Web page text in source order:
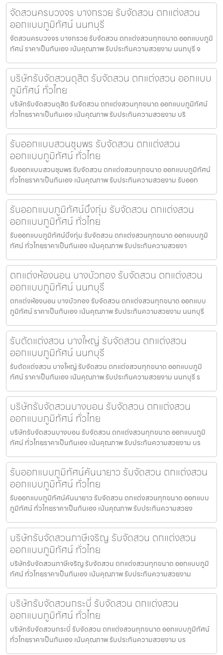
จัดสวนครบวงจร บางกรวย รับจัดสวน ตกแต่งสวน
ออกแบบภูมิทัศน์ นนทบุรี
จัดสวนครบวงจร บางกรวย รับจัดสวน ตกแต่งสวนทุกขนาด ออกแบบภูมิ
ทัศน์ ราคาเป็นกันเอง เน้นคุณภาพ รับประกันความสวยงาม นนทบุรี จ
บริษัทรับจัดสวนดุสิต รับจัดสวน ตกแต่งสวน ออกแบบ
ภูมิทัศน์ ทั่วไทย
บริษัทรับจัดสวนดุสิต รับจัดสวน ตกแต่งสวนทุกขนาด ออกแบบภูมิทัศน์
ทั่วไทยราคาเป็นกันเอง เน้นคุณภาพ รับประกันความสวยงาม บริ
รับออกแบบสวนชุมพร รับจัดสวน ตกแต่งสวน
ออกแบบภูมิทัศน์ ทั่วไทย
รับออกแบบสวนชุมพร รับจัดสวน ตกแต่งสวนทุกขนาด ออกแบบภูมิทัศน์
ทั่วไทยราคาเป็นกันเอง เน้นคุณภาพ รับประกันความสวยงาม รับออก
รับออกแบบภูมิทัศน์บึงกุ่ม รับจัดสวน ตกแต่งสวน
ออกแบบภูมิทัศน์ ทั่วไทย
รับออกแบบภูมิทัศน์บึงกุ่ม รับจัดสวน ตกแต่งสวนทุกขนาด ออกแบบภูมิ
ทัศน์ ทั่วไทยราคาเป็นกันเอง เน้นคุณภาพ รับประกันความสวยงา
ตกแต่งห้องนอน บางบัวทอง รับจัดสวน ตกแต่งสวน
ออกแบบภูมิทัศน์ นนทบุรี
ตกแต่งห้องนอน บางบัวทอง รับจัดสวน ตกแต่งสวนทุกขนาด ออกแบบ
ภูมิทัศน์ ราคาเป็นกันเอง เน้นคุณภาพ รับประกันความสวยงาม นนทบุรี
รับตัดแต่งสวน บางใหญ่ รับจัดสวน ตกแต่งสวน
ออกแบบภูมิทัศน์ นนทบุรี
รับตัดแต่งสวน บางใหญ่ รับจัดสวน ตกแต่งสวนทุกขนาด ออกแบบภูมิ
ทัศน์ ราคาเป็นกันเอง เน้นคุณภาพ รับประกันความสวยงาม นนทบุรี ร
บริษัทรับจัดสวนบางบอน รับจัดสวน ตกแต่งสวน
ออกแบบภูมิทัศน์ ทั่วไทย
บริษัทรับจัดสวนบางบอน รับจัดสวน ตกแต่งสวนทุกขนาด ออกแบบภูมิ
ทัศน์ ทั่วไทยราคาเป็นกันเอง เน้นคุณภาพ รับประกันความสวยงาม บร
รับออกแบบภูมิทัศน์คันนายาว รับจัดสวน ตกแต่งสวน
ออกแบบภูมิทัศน์ ทั่วไทย
รับออกแบบภูมิทัศน์คันนายาว รับจัดสวน ตกแต่งสวนทุกขนาด ออกแบบ
ภูมิทัศน์ ทั่วไทยราคาเป็นกันเอง เน้นคุณภาพ รับประกันความสวยง
บริษัทรับจัดสวนภาษีเจริญ รับจัดสวน ตกแต่งสวน
ออกแบบภูมิทัศน์ ทั่วไทย
บริษัทรับจัดสวนภาษีเจริญ รับจัดสวน ตกแต่งสวนทุกขนาด ออกแบบภูมิ
ทัศน์ ทั่วไทยราคาเป็นกันเอง เน้นคุณภาพ รับประกันความสวยงาม
บริษัทรับจัดสวนกระบี่ รับจัดสวน ตกแต่งสวน
ออกแบบภูมิทัศน์ ทั่วไทย
บริษัทรับจัดสวนกระบี่ รับจัดสวน ตกแต่งสวนทุกขนาด ออกแบบภูมิทัศน์
ทั่วไทยราคาเป็นกันเอง เน้นคุณภาพ รับประกันความสวยงาม บร